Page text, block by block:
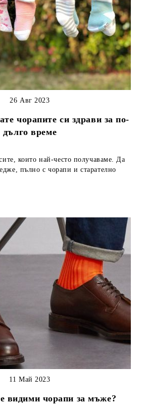
чорапите си здрави за по-
дълго време
26 Авг 2023
които най-често получаваме. Да
пълно с чорапи и старателно
видими чорапи за мъже?
11 Май 2023